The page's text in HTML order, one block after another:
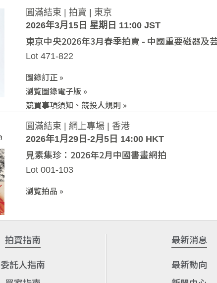
圓滿結束 | 拍賣 | 東京
2026年3月15日 星期日 11:00 JST
東京中央2026年3月春季拍賣 - 中國重要磁器及
Lot 471-822
圖錄訂正 »
瀏覧圖錄電子版 »
競買事項須知、競投人規則 »
圓滿結束 | 網上專場 | 香港
2026年1月29日-2月5日 14:00 HKT
見素集珍：2026年2月中國書畫網拍
Lot 001-103
瀏覧拍品 »
拍賣指南
委託人指南
最新消息
最新動向